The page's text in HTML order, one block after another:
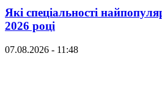
Які спеціальності
2026 році
07.08.2026 - 11:48